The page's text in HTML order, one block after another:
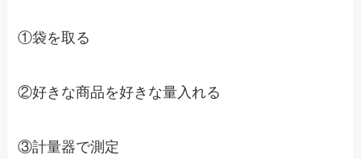
①袋を取る
②好きな商品を好きな量入れる
③計量器で測定